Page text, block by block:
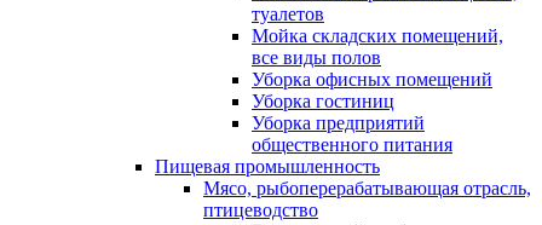
туалетов
Мойка складских помещений,
все виды полов
Уборка офисных помещений
Уборка гостиниц
Уборка предприятий
общественного питания
Пищевая промышленность
Мясо, рыбоперерабатывающая отрасль,
птицеводство